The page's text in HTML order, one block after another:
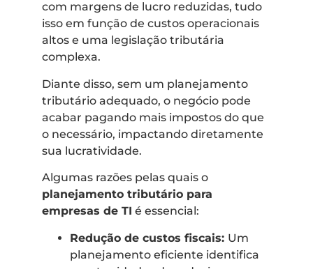
com margens de lucro reduzidas, tudo
isso em função de custos operacionais
altos e uma legislação tributária
complexa.
Diante disso, sem um planejamento
tributário adequado, o negócio pode
acabar pagando mais impostos do que
o necessário, impactando diretamente
sua lucratividade.
Algumas razões pelas quais o
planejamento tributário para
empresas de TI é essencial:
Redução de custos fiscais: Um
planejamento eficiente identifica